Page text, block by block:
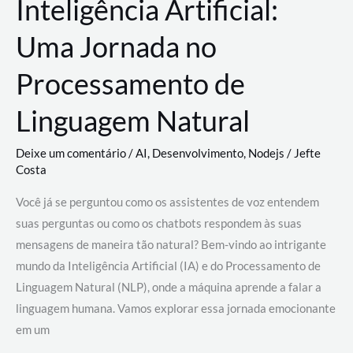
Inteligência Artificial:
Uma Jornada no
Processamento de
Linguagem Natural
Deixe um comentário/AI, Desenvolvimento, Nodejs / Jefte
Costa
Você já se perguntou como os assistentes de voz entendem
suas perguntas ou como os chatbots respondem às suas
mensagens de maneira tão natural? Bem-vindo ao intrigante
mundo da Inteligência Artificial (IA) e do Processamento de
Linguagem Natural (NLP), onde a máquina aprende a falar a
linguagem humana. Vamos explorar essa jornada emocionante
em um